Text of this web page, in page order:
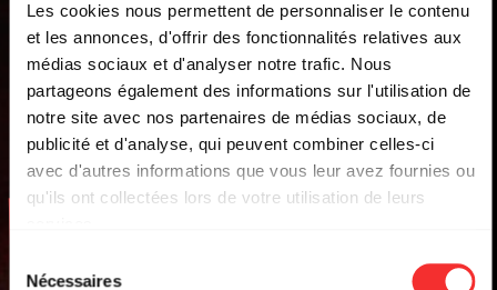
Les cookies nous permettent de personnaliser le contenu
et les annonces, d'offrir des fonctionnalités relatives aux
médias sociaux et d'analyser notre trafic. Nous
partageons également des informations sur l'utilisation de
notre site avec nos partenaires de médias sociaux, de
publicité et d'analyse, qui peuvent combiner celles-ci
avec d'autres informations que vous leur avez fournies ou
qu'ils ont collectées lors de votre utilisation de leurs
depuis la page Mentions Légales.
Nécessaires
CLAIR OBSCUR :